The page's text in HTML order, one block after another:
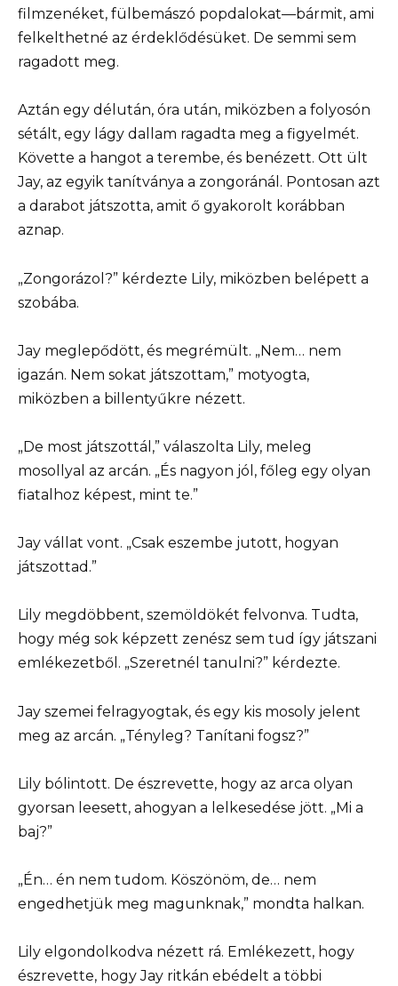
filmzenéket, fülbemászó popdalokat—bármit, ami
felkelthetné az érdeklődésüket. De semmi sem
ragadott meg.
Aztán egy délután, óra után, miközben a folyosón
sétált, egy lágy dallam ragadta meg a figyelmét.
Követte a hangot a terembe, és benézett. Ott ült
Jay, az egyik tanítványa a zongoránál. Pontosan azt
a darabot játszotta, amit ő gyakorolt korábban
aznap.
„Zongorázol?” kérdezte Lily, miközben belépett a
szobába.
Jay meglepődött, és megrémült. „Nem… nem
igazán. Nem sokat játszottam,” motyogta,
miközben a billentyűkre nézett.
„De most játszottál,” válaszolta Lily, meleg
mosollyal az arcán. „És nagyon jól, főleg egy olyan
fiatalhoz képest, mint te.”
Jay vállat vont. „Csak eszembe jutott, hogyan
játszottad.”
Lily megdöbbent, szemöldökét felvonva. Tudta,
hogy még sok képzett zenész sem tud így játszani
emlékezetből. „Szeretnél tanulni?” kérdezte.
Jay szemei felragyogtak, és egy kis mosoly jelent
meg az arcán. „Tényleg? Tanítani fogsz?”
Lily bólintott. De észrevette, hogy az arca olyan
gyorsan leesett, ahogyan a lelkesedése jött. „Mi a
baj?”
„Én… én nem tudom. Köszönöm, de… nem
engedhetjük meg magunknak,” mondta halkan.
Lily elgondolkodva nézett rá. Emlékezett, hogy
észrevette, hogy Jay ritkán ebédelt a többi